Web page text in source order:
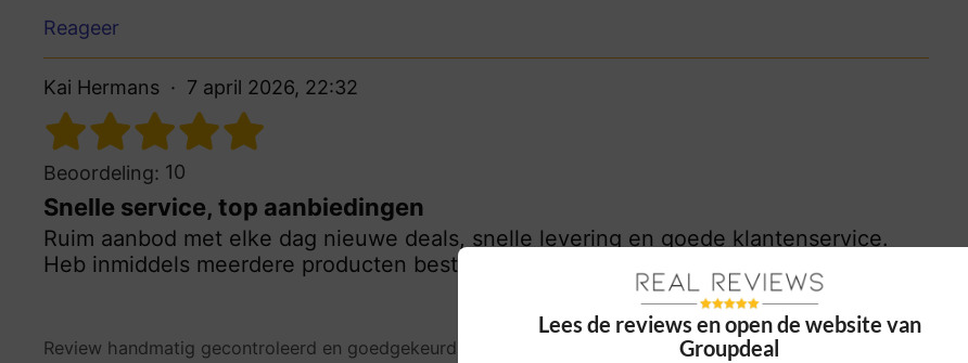
Reageer
Kai Hermans 7 april 2026, 22:32
Beoordeling: 10
Snelle service, top aanbiedingen
Ruim aanbod met elke dag nieuwe deals, snelle levering en goede klantenservice.
Heb inmiddels meerdere producten besteld en ben telkens zeer tevreden geweest!
0
Review handmatig gecontroleerd en goedgekeurd.
Lees de reviews en open de website van
Groupdeal